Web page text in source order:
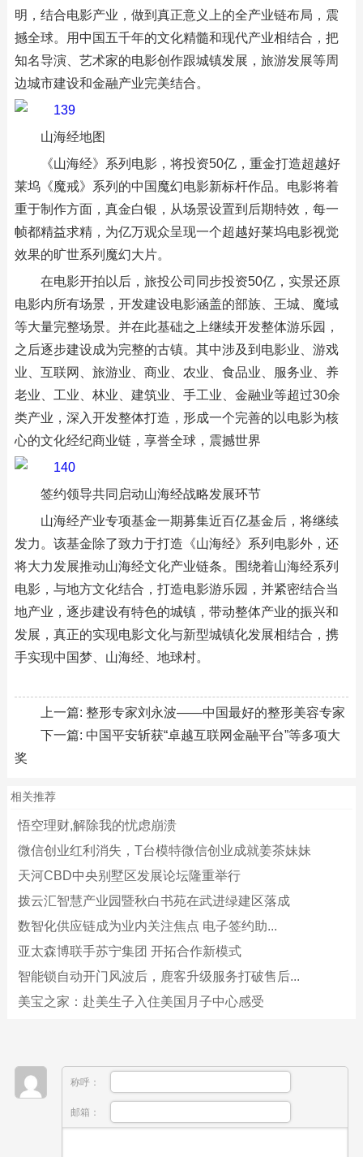
明，结合电影产业，做到真正意义上的全产业链布局，震
撼全球。用中国五千年的文化精髓和现代产业相结合，把
知名导演、艺术家的电影创作跟城镇发展，旅游发展等周
边城市建设和金融产业完美结合。
山海经地图
《山海经》系列电影，将投资50亿，重金打造超越好
莱坞《魔戒》系列的中国魔幻电影新标杆作品。电影将着
重于制作方面，真金白银，从场景设置到后期特效，每一
帧都精益求精，为亿万观众呈现一个超越好莱坞电影视觉
效果的旷世系列魔幻大片。
在电影开拍以后，旅投公司同步投资50亿，实景还原
电影内所有场景，开发建设电影涵盖的部族、王城、魔域
等大量完整场景。并在此基础之上继续开发整体游乐园，
之后逐步建设成为完整的古镇。其中涉及到电影业、游戏
业、互联网、旅游业、商业、农业、食品业、服务业、养
老业、工业、林业、建筑业、手工业、金融业等超过30余
类产业，深入开发整体打造，形成一个完善的以电影为核
心的文化经纪商业链，享誉全球，震撼世界
签约领导共同启动山海经战略发展环节
山海经产业专项基金一期募集近百亿基金后，将继续
发力。该基金除了致力于打造《山海经》系列电影外，还
将大力发展推动山海经文化产业链条。围绕着山海经系列
电影，与地方文化结合，打造电影游乐园，并紧密结合当
地产业，逐步建设有特色的城镇，带动整体产业的振兴和
发展，真正的实现电影文化与新型城镇化发展相结合，携
手实现中国梦、山海经、地球村。
上一篇: 整形专家刘永波——中国最好的整形美容专家
下一篇: 中国平安斩获“卓越互联网金融平台”等多项大
奖
相关推荐
悟空理财,解除我的忧虑崩溃
微信创业红利消失，T台模特微信创业成就姜茶妹妹
天河CBD中央别墅区发展论坛隆重举行
拨云汇智慧产业园暨秋白书苑在武进绿建区落成
数智化供应链成为业内关注焦点 电子签约助...
亚太森博联手苏宁集团 开拓合作新模式
智能锁自动开门风波后，鹿客升级服务打破售后...
美宝之家：赴美生子入住美国月子中心感受
称呼：
邮箱：